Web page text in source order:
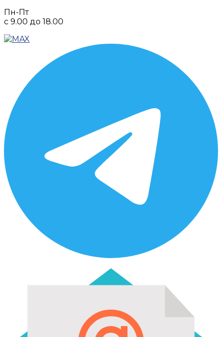
Пн-Пт
с 9.00 до 18.00